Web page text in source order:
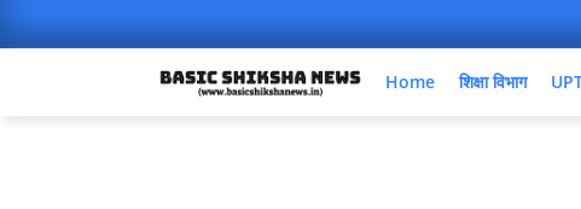
Home शिक्षा विभाग